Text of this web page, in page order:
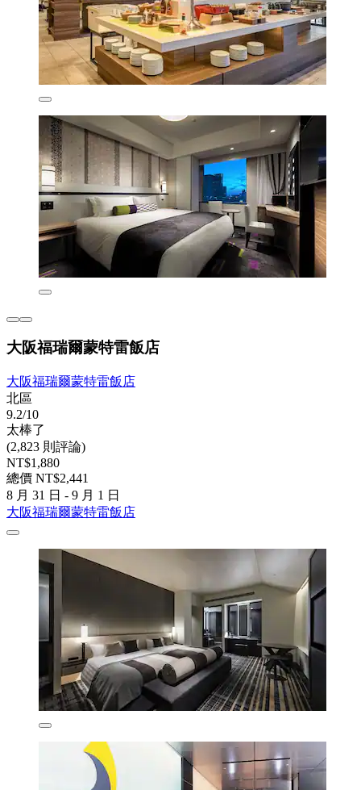
大阪福瑞爾蒙特雷飯店
大阪福瑞爾蒙特雷飯店
北區
9.2/10
太棒了
(2,823 則評論)
NT$1,880
總價 NT$2,441
8 月 31 日 - 9 月 1 日
大阪福瑞爾蒙特雷飯店